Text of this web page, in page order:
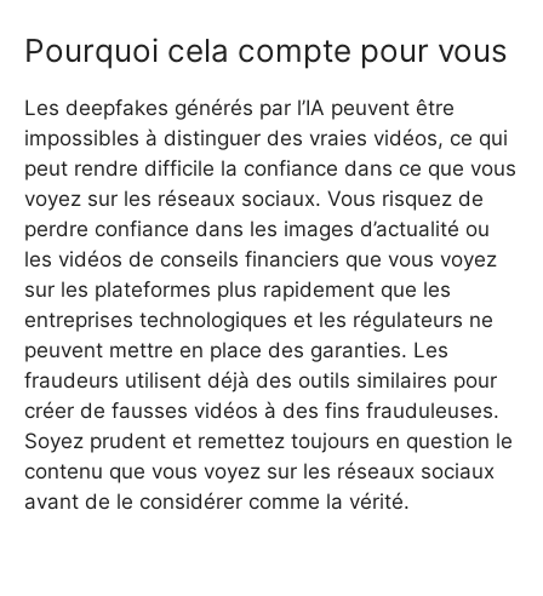
Pourquoi cela compte pour vous
Les deepfakes générés par l’IA peuvent être
impossibles à distinguer des vraies vidéos, ce qui
peut rendre difficile la confiance dans ce que vous
voyez sur les réseaux sociaux. Vous risquez de
perdre confiance dans les images d’actualité ou
les vidéos de conseils financiers que vous voyez
sur les plateformes plus rapidement que les
entreprises technologiques et les régulateurs ne
peuvent mettre en place des garanties. Les
fraudeurs utilisent déjà des outils similaires pour
créer de fausses vidéos à des fins frauduleuses.
Soyez prudent et remettez toujours en question le
contenu que vous voyez sur les réseaux sociaux
avant de le considérer comme la vérité.